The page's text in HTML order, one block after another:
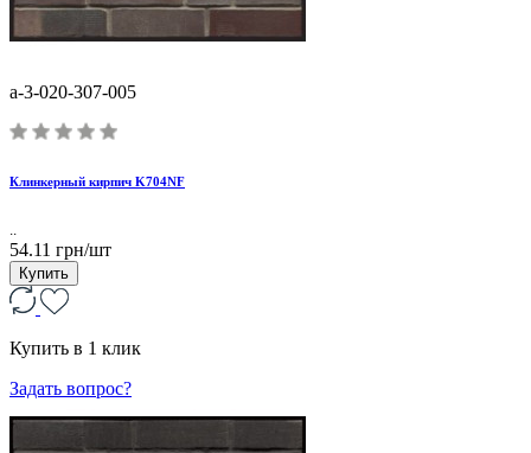
a-3-020-307-005
Клинкерный кирпич K704NF
54.11 грн/шт
Купить
Купить в 1 клик
Задать вопрос?